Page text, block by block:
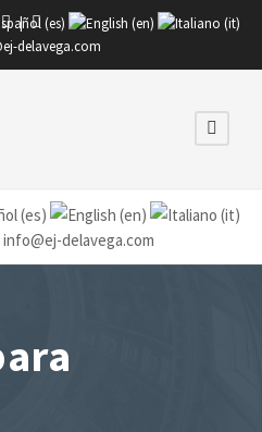
|
delavega.com
info@ej-delavega.com